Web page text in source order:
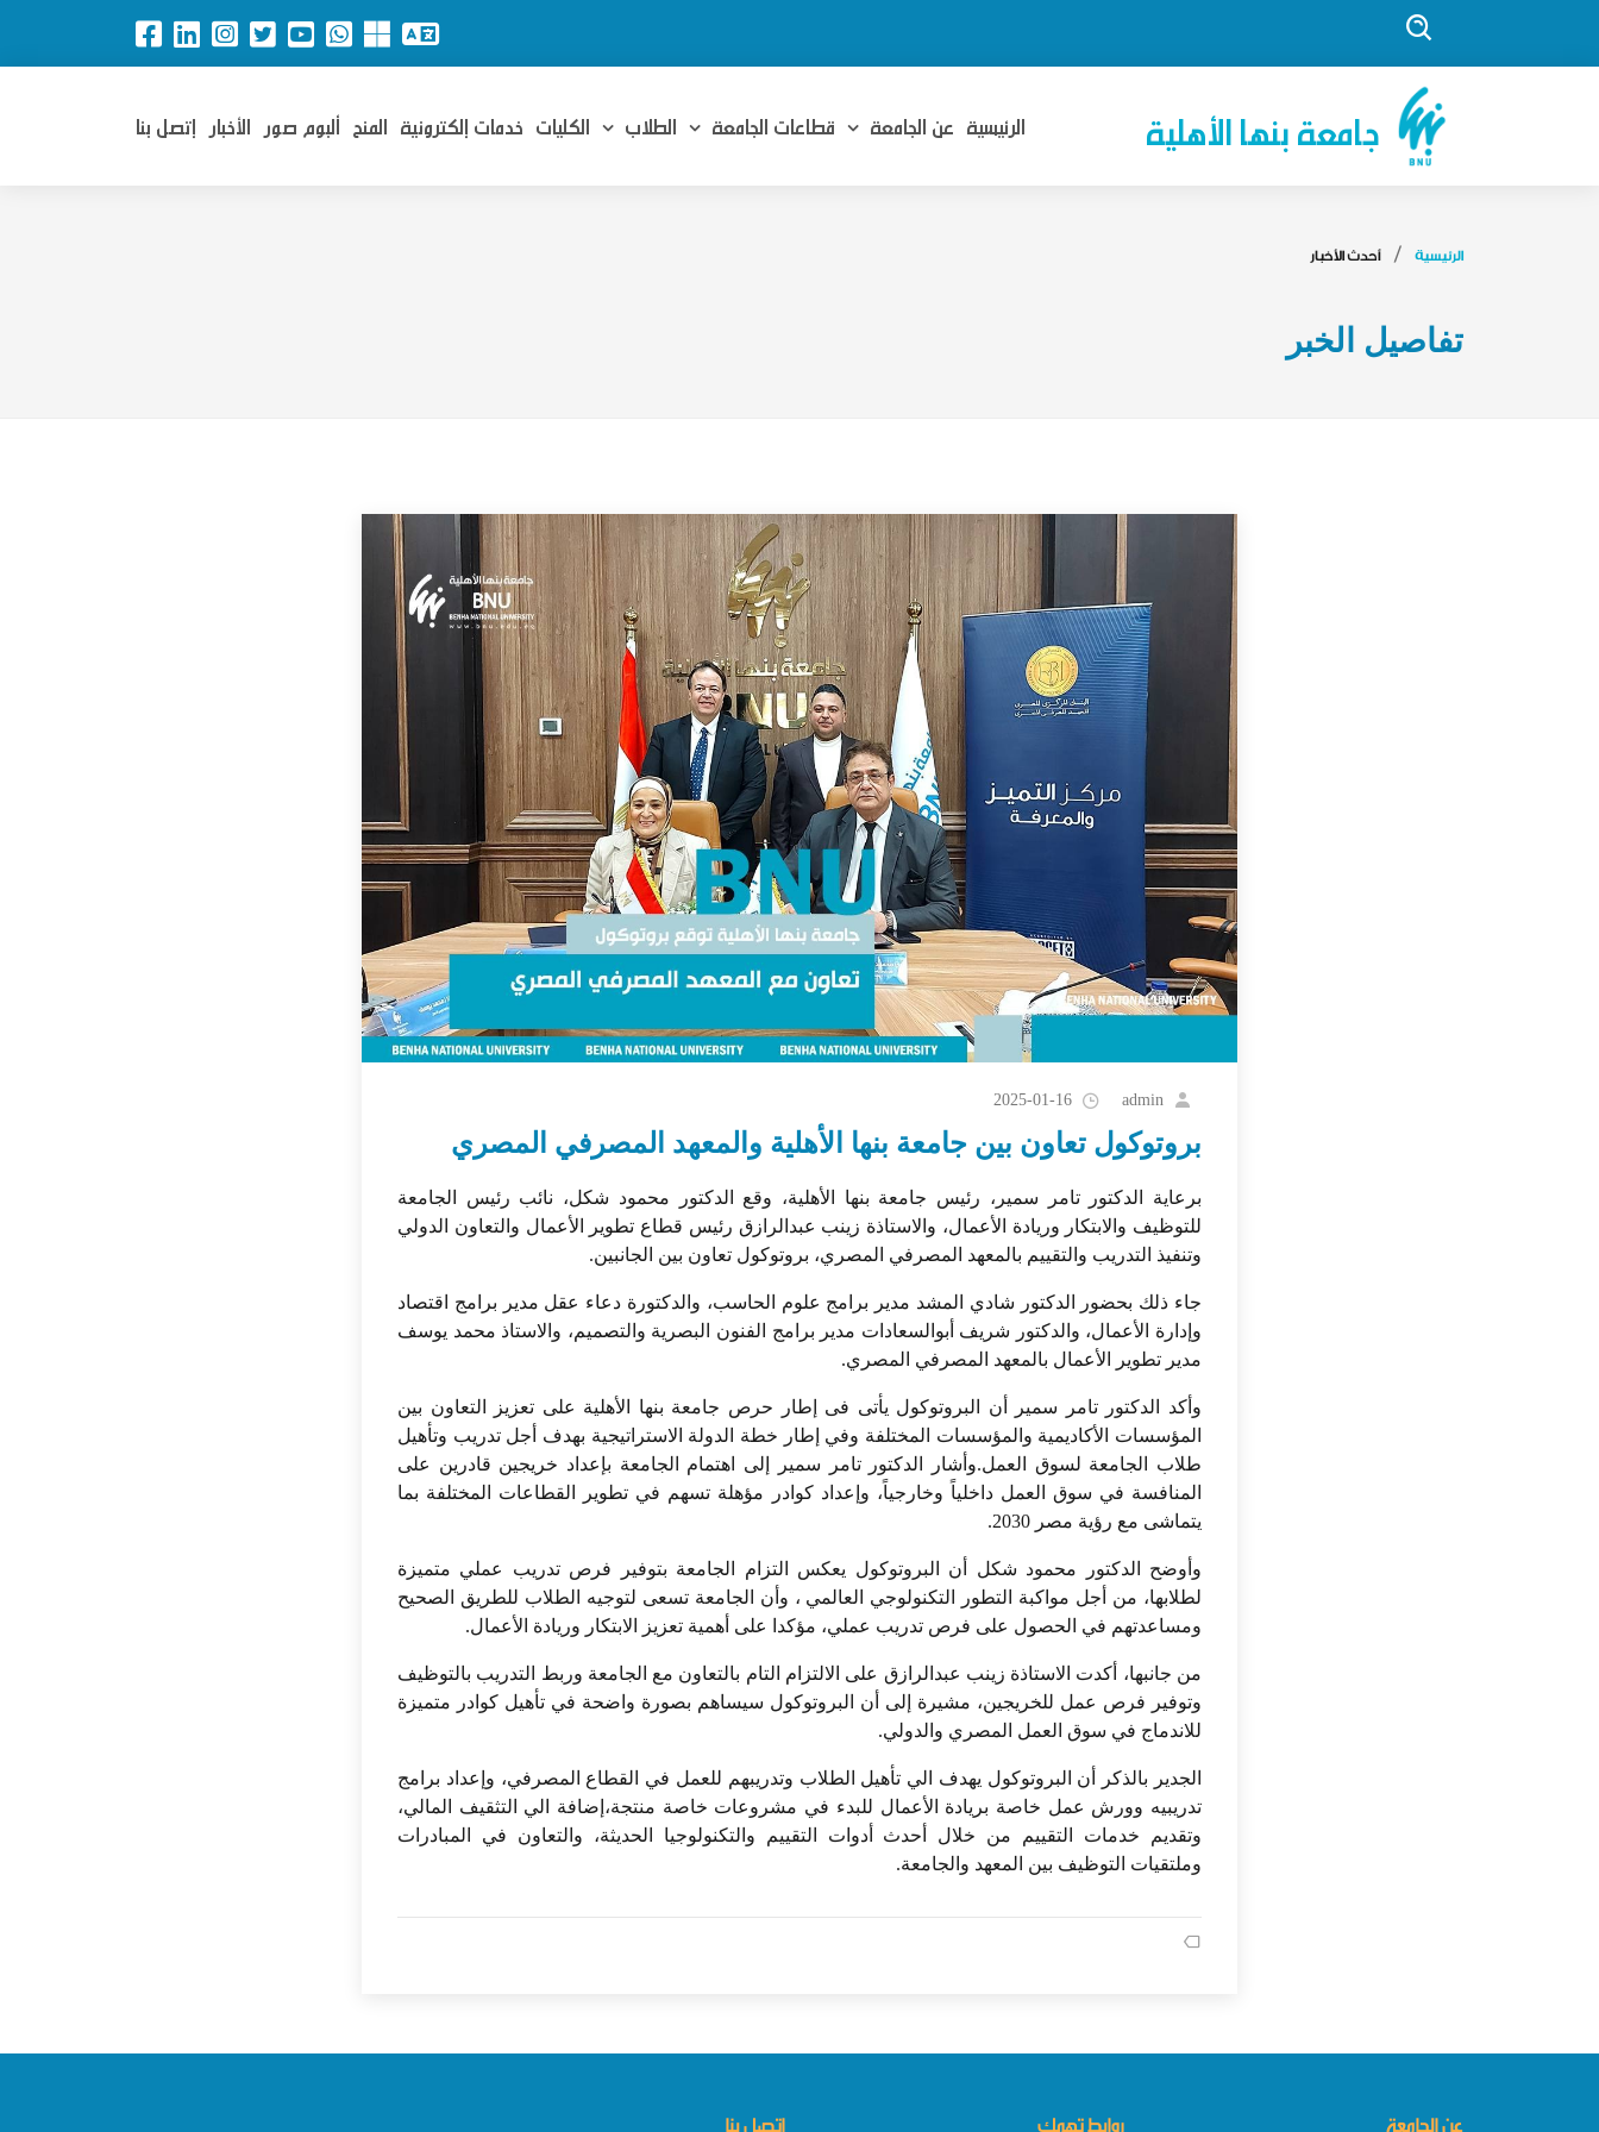
جامعة بنها الأهلية الرئيسية عن الجامعة قطاعات الجامعة الطلاب الكليات خدمات إلكترونية المنح ألبوم صور الأخبار إتصل بنا
الرئيسية أحدث الأخبار
تفاصيل الخبر
admin
2025-01-16
بروتوكول تعاون بين جامعة بنها الأهلية والمعهد المصرفي المصري
برعاية الدكتور تامر سمير، رئيس جامعة بنها الأهلية، وقع الدكتور محمود شكل، نائب رئيس الجامعة
للتوظيف والابتكار وريادة الأعمال، والاستاذة زينب عبدالرازق رئيس قطاع تطوير الأعمال والتعاون الدولي
وتنفيذ التدريب والتقييم بالمعهد المصرفي المصري، بروتوكول تعاون بين الجانبين.
جاء ذلك بحضور الدكتور شادي المشد مدير برامج علوم الحاسب، والدكتورة دعاء عقل مدير برامج اقتصاد
وإدارة الأعمال، والدكتور شريف أبوالسعادات مدير برامج الفنون البصرية والتصميم، والاستاذ محمد يوسف
مدير تطوير الأعمال بالمعهد المصرفي المصري.
وأكد الدكتور تامر سمير أن البروتوكول يأتى فى إطار حرص جامعة بنها الأهلية على تعزيز التعاون بين
المؤسسات الأكاديمية والمؤسسات المختلفة وفي إطار خطة الدولة الاستراتيجية بهدف أجل تدريب وتأهيل
طلاب الجامعة لسوق العمل.وأشار الدكتور تامر سمير إلى اهتمام الجامعة بإعداد خريجين قادرين على
المنافسة في سوق العمل داخلياً وخارجياً، وإعداد كوادر مؤهلة تسهم في تطوير القطاعات المختلفة بما
يتماشى مع رؤية مصر 2030.
وأوضح الدكتور محمود شكل أن البروتوكول يعكس التزام الجامعة بتوفير فرص تدريب عملي متميزة
لطلابها، من أجل مواكبة التطور التكنولوجي العالمي ، وأن الجامعة تسعى لتوجيه الطلاب للطريق الصحيح
ومساعدتهم في الحصول على فرص تدريب عملي، مؤكدا على أهمية تعزيز الابتكار وريادة الأعمال.
من جانبها، أكدت الاستاذة زينب عبدالرازق على الالتزام التام بالتعاون مع الجامعة وربط التدريب بالتوظيف
وتوفير فرص عمل للخريجين، مشيرة إلى أن البروتوكول سيساهم بصورة واضحة في تأهيل كوادر متميزة
للاندماج في سوق العمل المصري والدولي.
الجدير بالذكر أن البروتوكول يهدف الي تأهيل الطلاب وتدريبهم للعمل في القطاع المصرفي، وإعداد برامج
تدريبيه وورش عمل خاصة بريادة الأعمال للبدء في مشروعات خاصة منتجة،إضافة الي التثقيف المالي،
وتقديم خدمات التقييم من خلال أحدث أدوات التقييم والتكنولوجيا الحديثة، والتعاون في المبادرات
وملتقيات التوظيف بين المعهد والجامعة.
عن الجامعة روابط تهمك اتصل بنا